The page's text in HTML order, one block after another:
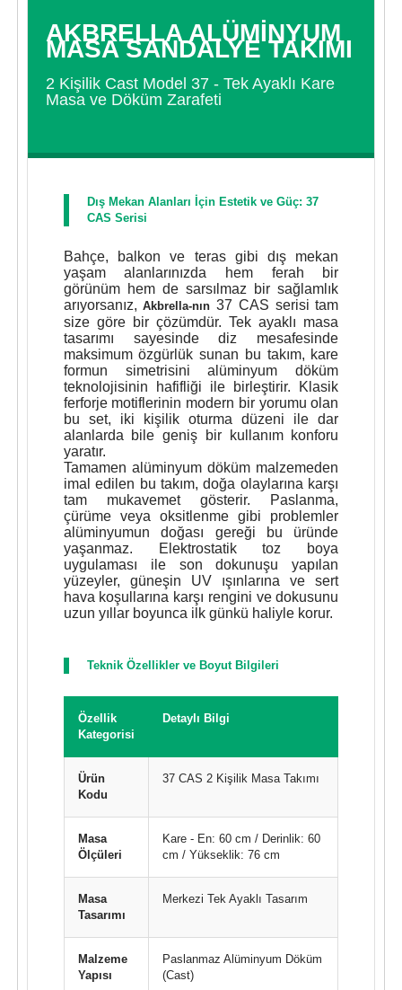
AKBRELLA ALÜMINYUM
MASA SANDALYE TAKIMI
2 Kişilik Cast Model 37 - Tek Ayaklı Kare
Masa ve Döküm Zarafeti
Dış Mekan Alanları İçin Estetik ve Güç: 37
CAS Serisi
Bahçe, balkon ve teras gibi dış mekan
yaşam alanlarınızda hem ferah bir
görünüm hem de sarsılmaz bir sağlamlık
arıyorsanız,Akbrella-nın 37 CAS serisi tam
size göre bir çözümdür. Tek ayaklı masa
tasarımı sayesinde diz mesafesinde
maksimum özgürlük sunan bu takım, kare
formun simetrisini alüminyum döküm
teknolojisinin hafifliği ile birleştirir. Klasik
ferforje motiflerinin modern bir yorumu olan
bu set, iki kişilik oturma düzeni ile dar
alanlarda bile geniş bir kullanım konforu
yaratır.
Tamamen alüminyum döküm malzemeden
imal edilen bu takım, doğa olaylarına karşı
tam mukavemet gösterir. Paslanma,
çürüme veya oksitlenme gibi problemler
alüminyumun doğası gereği bu üründe
yaşanmaz. Elektrostatik toz boya
uygulaması ile son dokunuşu yapılan
yüzeyler, güneşin UV ışınlarına ve sert
hava koşullarına karşı rengini ve dokusunu
uzun yıllar boyunca ilk günkü haliyle korur.
Teknik Özellikler ve Boyut Bilgileri
Özellik
Kategorisi
Detaylı Bilgi
Ürün
Kodu
37 CAS 2 Kişilik Masa Takımı
Masa
Ölçüleri
Kare - En: 60 cm / Derinlik: 60
cm / Yükseklik: 76 cm
Masa
Tasarımı
Merkezi Tek Ayaklı Tasarım
Malzeme
Yapısı
Paslanmaz Alüminyum Döküm
(Cast)